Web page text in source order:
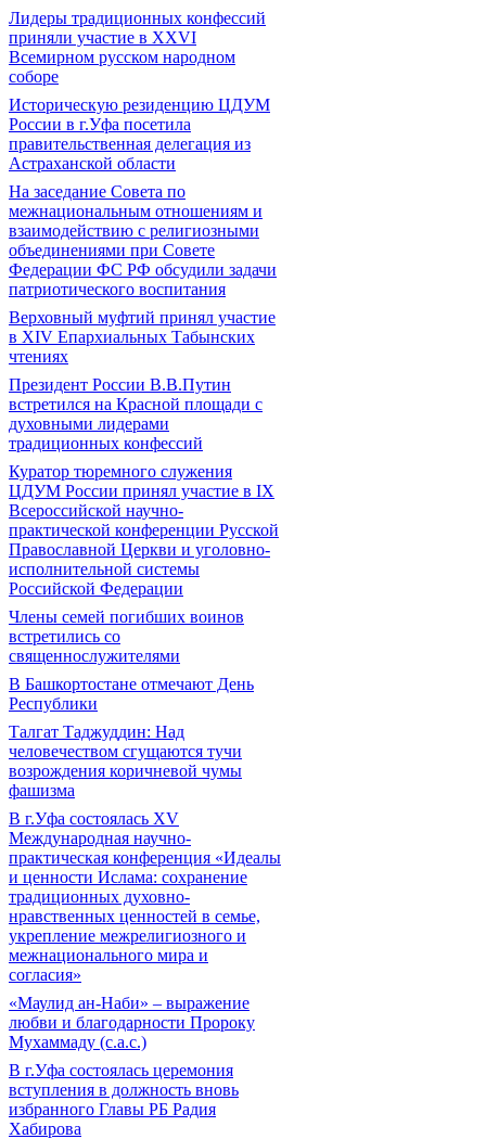
Лидеры традиционных конфессий
приняли участие в XXVI
Всемирном русском народном
соборе
Историческую резиденцию ЦДУМ
России в г.Уфа посетила
правительственная делегация из
Астраханской области
На заседание Совета по
межнациональным отношениям и
взаимодействию с религиозными
объединениями при Совете
Федерации ФС РФ обсудили задачи
патриотического воспитания
Верховный муфтий принял участие
в ХIV Епархиальных Табынских
чтениях
Президент России В.В.Путин
встретился на Красной площади с
духовными лидерами
традиционных конфессий
Куратор тюремного служения
ЦДУМ России принял участие в IX
Всероссийской научно-
практической конференции Русской
Православной Церкви и уголовно-
исполнительной системы
Российской Федерации
Члены семей погибших воинов
встретились со
священнослужителями
В Башкортостане отмечают День
Республики
Талгат Таджуддин: Над
человечеством сгущаются тучи
возрождения коричневой чумы
фашизма
В г.Уфа состоялась XV
Международная научно-
практическая конференция «Идеалы
и ценности Ислама: сохранение
традиционных духовно-
нравственных ценностей в семье,
укрепление межрелигиозного и
межнационального мира и
согласия»
«Маулид ан-Наби» – выражение
любви и благодарности Пророку
Мухаммаду (с.а.с.)
В г.Уфа состоялась церемония
вступления в должность вновь
избранного Главы РБ Радия
Хабирова